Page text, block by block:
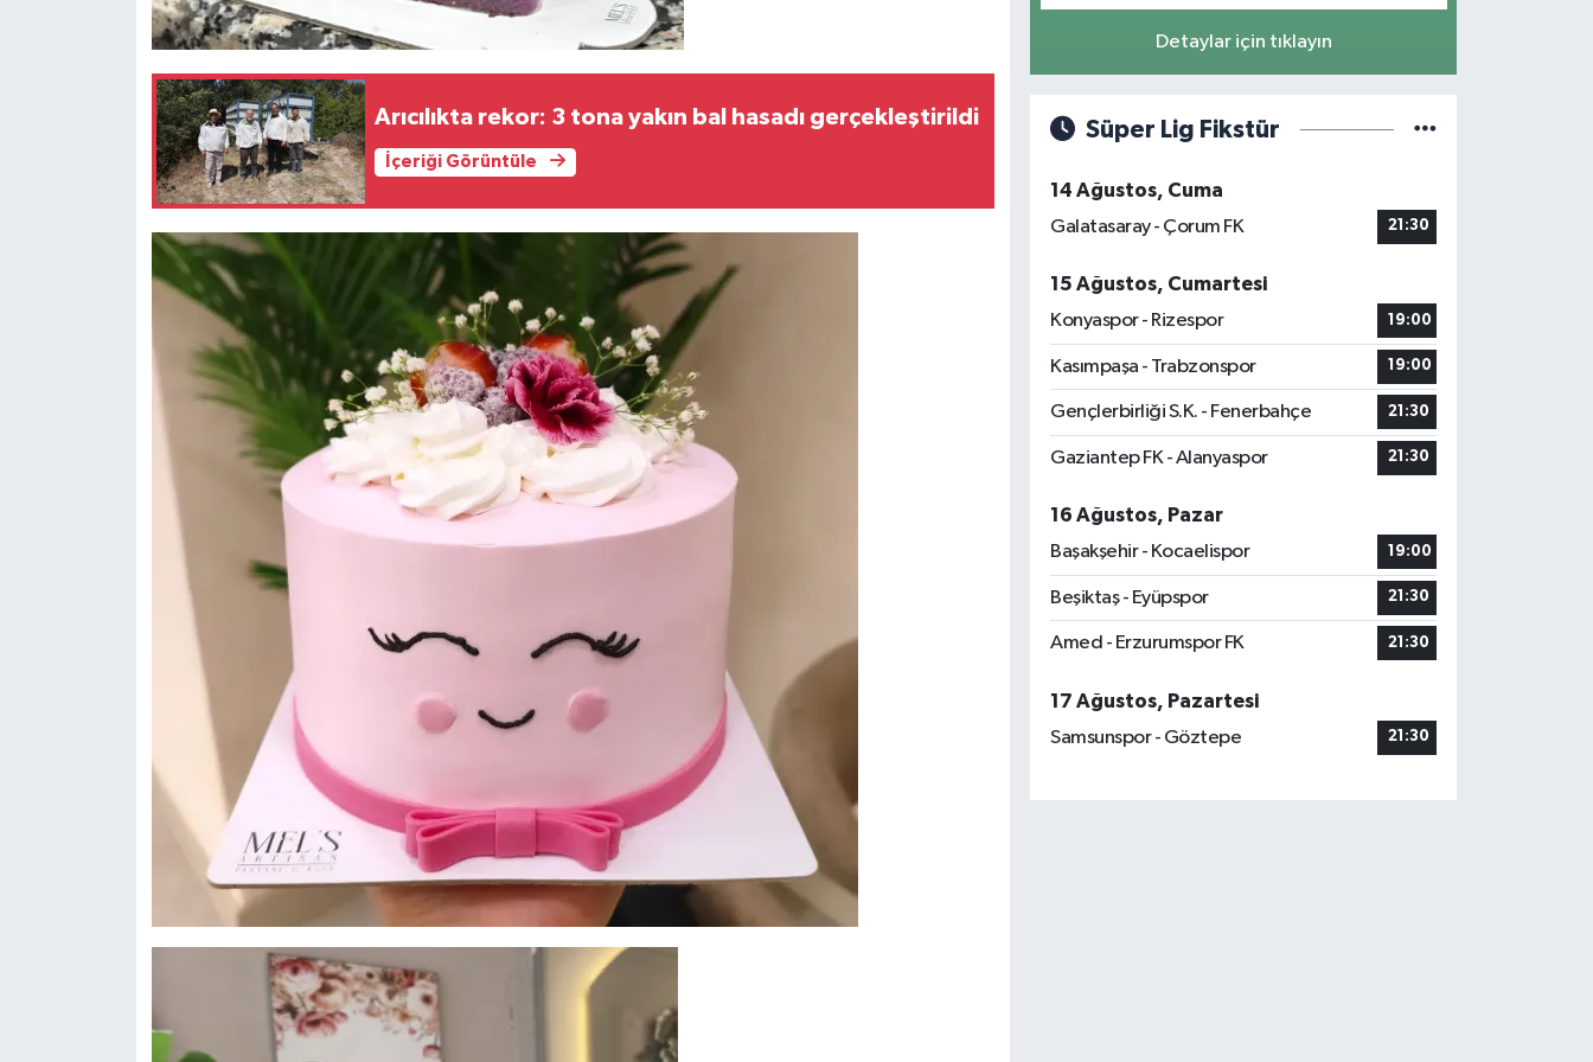
Arıcılıkta rekor: 3 tona yakın bal hasadı gerçekleştirildi
İçeriği Görüntüle
Detaylar için tıklayın
Süper Lig Fikstür
14 Ağustos, Cuma
Galatasaray - Çorum FK
21:30
15 Ağustos, Cumartesi
Konyaspor - Rizespor
19:00
Kasımpaşa - Trabzonspor 19:00
Gençlerbirliği S.K. - Fenerbahçe 21:30
Gaziantep FK - Alanyaspor 21:30
16 Ağustos, Pazar
Başakşehir - Kocaelispor
19:00
Beşiktaş - Eyüpspor 21:30
Amed - Erzurumspor FK 21:30
17 Ağustos, Pazartesi
Samsunspor - Göztepe
21:30